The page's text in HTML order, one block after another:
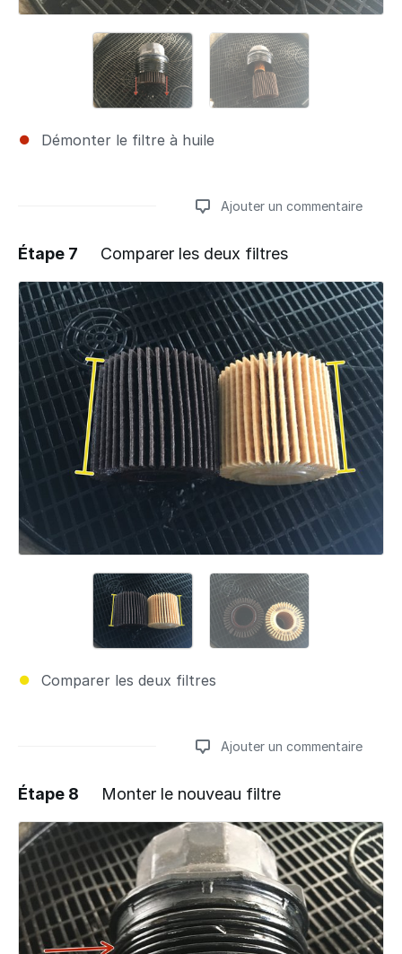
Démonter le filtre à huile
Ajouter un commentaire
Ajouter un commentaire
Étape 7 Comparer les deux filtres
Comparer les deux filtres
Ajouter un commentaire
Ajouter un commentaire
Étape 8 Monter le nouveau filtre